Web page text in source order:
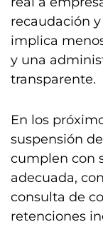
recaudación
implica
y una
transparente.
En los
suspensión
cumplen con
adecuada,
consulta de
retenciones